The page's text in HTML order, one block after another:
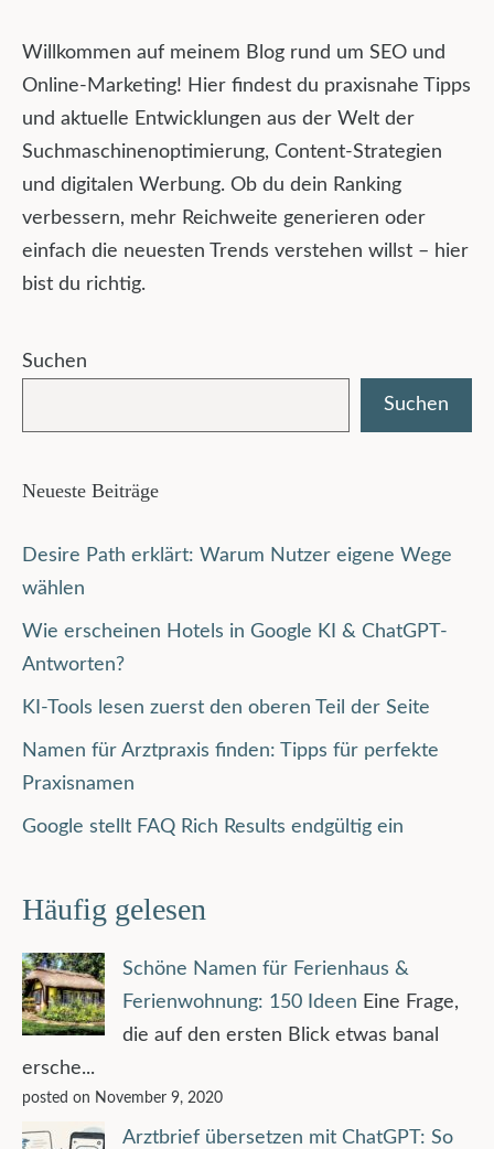
Willkommen auf meinem Blog rund um SEO und
Online-Marketing! Hier findest du praxisnahe Tipps
und aktuelle Entwicklungen aus der Welt der
Suchmaschinenoptimierung, Content-Strategien
und digitalen Werbung. Ob du dein Ranking
verbessern, mehr Reichweite generieren oder
einfach die neuesten Trends verstehen willst – hier
bist du richtig.
Suchen
Suchen
Neueste Beiträge
Desire Path erklärt: Warum Nutzer eigene Wege
wählen
Wie erscheinen Hotels in Google KI & ChatGPT-
Antworten?
KI-Tools lesen zuerst den oberen Teil der Seite
Namen für Arztpraxis finden: Tipps für perfekte
Praxisnamen
Google stellt FAQ Rich Results endgültig ein
Häufig gelesen
Schöne Namen für Ferienhaus &
Ferienwohnung: 150 Ideen Eine Frage,
die auf den ersten Blick etwas banal
ersche...
posted on November 9, 2020
Arztbrief übersetzen mit ChatGPT: So